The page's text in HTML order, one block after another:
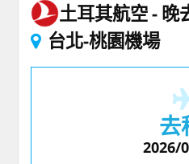
土耳其航空 晚
台北-桃園機場
去
2026/